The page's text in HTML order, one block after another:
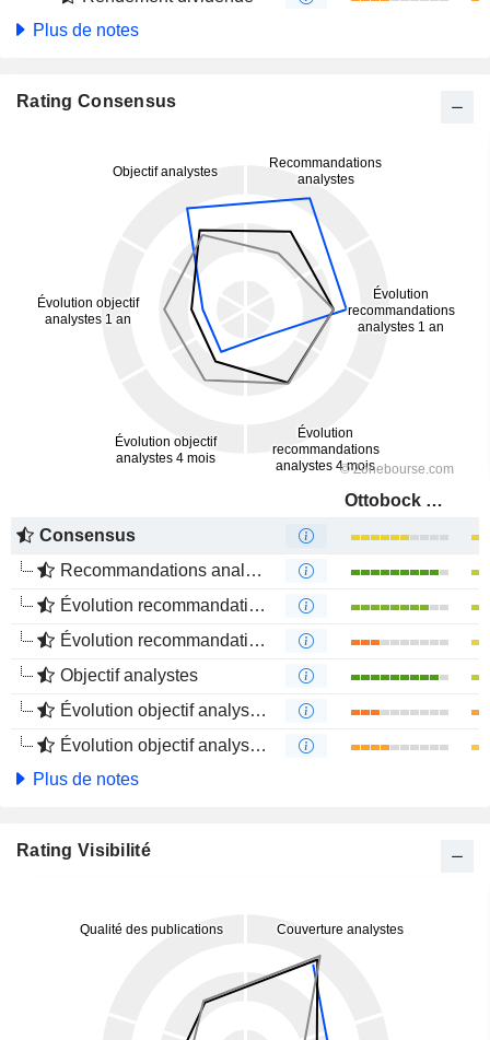
Plus de notes
Rating Consensus
Ottobock SE & Co. KGaA
Consensus
Recommandations analystes
Évolution recommandations analystes 1 an
Évolution recommandations analystes 4 mois
Objectif analystes
Évolution objectif analystes 1 an
Évolution objectif analystes 4 mois
Plus de notes
Rating Visibilité